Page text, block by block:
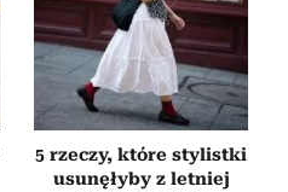
5 rzeczy, które stylistki
usunęłyby z letniej